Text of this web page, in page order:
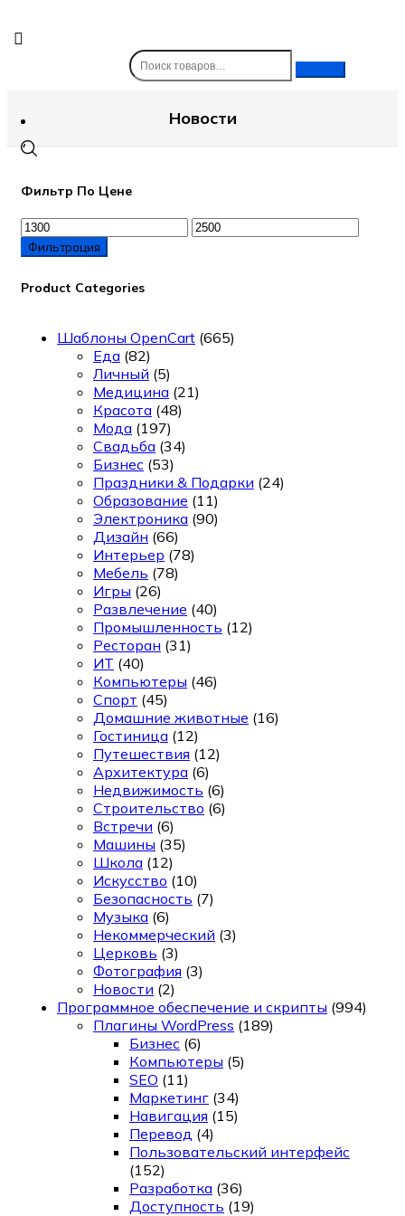
Новости
Фильтр По Цене
Минимальная
цена
Максимальная
Фильтрация
Product Categories
Шаблоны OpenCart (665)
Еда (82)
Личный (5)
Медицина (21)
Красота (48)
Мода (197)
Свадьба (34)
Бизнес (53)
Праздники & Подарки (24)
Образование (11)
Электроника (90)
Дизайн (66)
Интерьер (78)
Мебель (78)
Игры (26)
Развлечение (40)
Промышленность (12)
Ресторан (31)
ИТ (40)
Компьютеры (46)
Спорт (45)
Домашние животные (16)
Гостиница (12)
Путешествия (12)
Архитектура (6)
Недвижимость (6)
Строительство (6)
Встречи (6)
Машины (35)
Школа (12)
Искусство (10)
Безопасность (7)
Музыка (6)
Некоммерческий (3)
Церковь (3)
Фотография (3)
Новости (2)
Программное обеспечение и скрипты (994)
Плагины WordPress (189)
Бизнес (6)
Компьютеры (5)
SEO (11)
Маркетинг (34)
Навигация (15)
Перевод (4)
Пользовательский интерфейс
(152)
Разработка (36)
Доступность (19)